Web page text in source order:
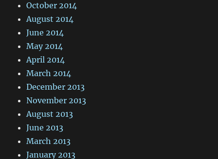
October 2014
August 2014
June 2014
May 2014
April 2014
March 2014
December 2013
November 2013
August 2013
June 2013
March 2013
January 2013